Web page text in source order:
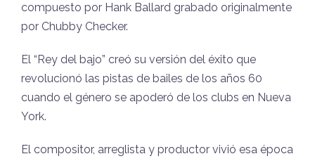
compuesto por Hank Ballard grabado originalmente
por Chubby Checker.
El “Rey del bajo” creó su versión del éxito que
revolucionó las pistas de bailes de los años 60
cuando el género se apoderó de los clubs en Nueva
York.
El compositor, arreglista y productor vivió esa época